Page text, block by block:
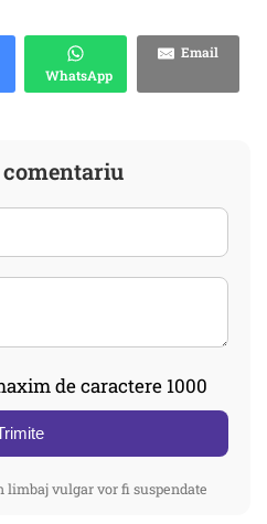
WhatsApp
Email
de caractere 1000
vulgar vor fi suspendate